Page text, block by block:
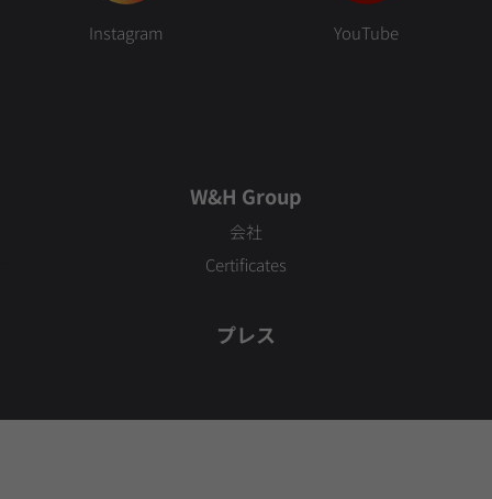
Instagram YouTube
W&H Group
会社
Certificates
プレス